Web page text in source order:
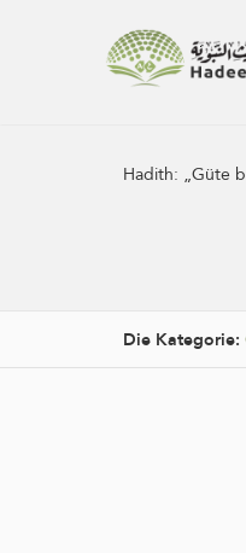
Hadith: „Güte
Die Kategorie: